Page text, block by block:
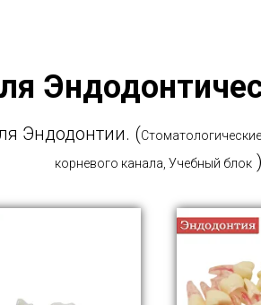
Эндодонтии. (
корневого канала, Учебный блок )